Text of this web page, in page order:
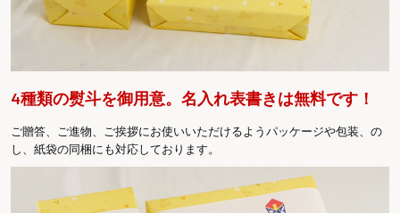
4種類の熨斗を御用意。名入れ表書きは無料です！
ご贈答、ご進物、ご挨拶にお使いいただけるようパッケージや包装、の
し、紙袋の同梱にも対応しております。